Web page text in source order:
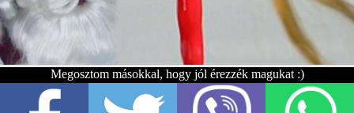
Megosztom másokkal, hogy jól érezzék magukat :)